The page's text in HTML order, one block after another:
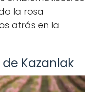
la rosa
atrás en la
de Kazanlak